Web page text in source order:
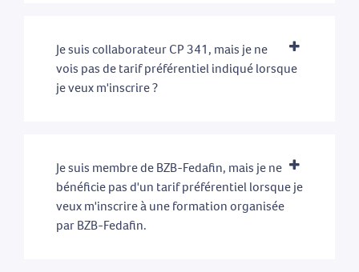
Je suis collaborateur CP 341, mais je ne
vois pas de tarif préférentiel indiqué lorsque
je veux m'inscrire ?
Je suis membre de BZB-Fedafin, mais je ne
bénéficie pas d'un tarif préférentiel lorsque je
veux m'inscrire à une formation organisée
par BZB-Fedafin.